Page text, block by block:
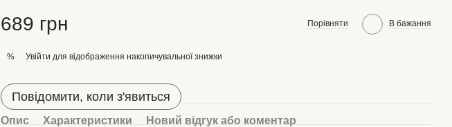
689 грн Порівняти В бажання
% Увійти для відображення накопичувальної знижки
Повідомити, коли з'явиться
Опис Характеристики
Новий відгук або коментар